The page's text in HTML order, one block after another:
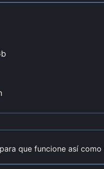
que funcione así